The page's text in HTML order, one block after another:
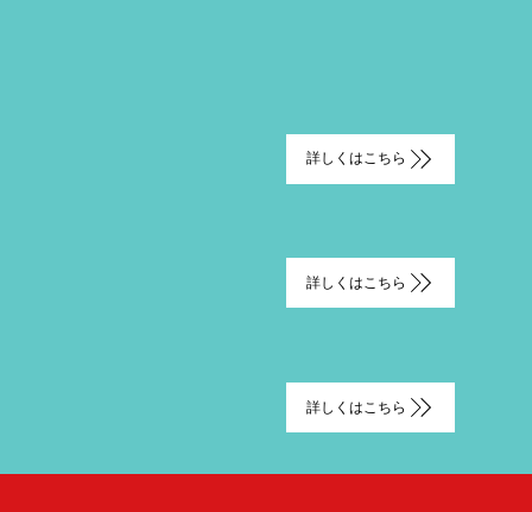
詳しくはこちら
詳しくはこちら
詳しくはこちら